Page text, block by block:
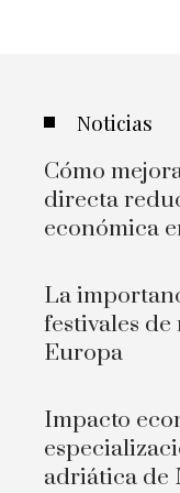
Noticias
Cómo
directa
económica
La
festivales de
Europa
Impacto
adriática de